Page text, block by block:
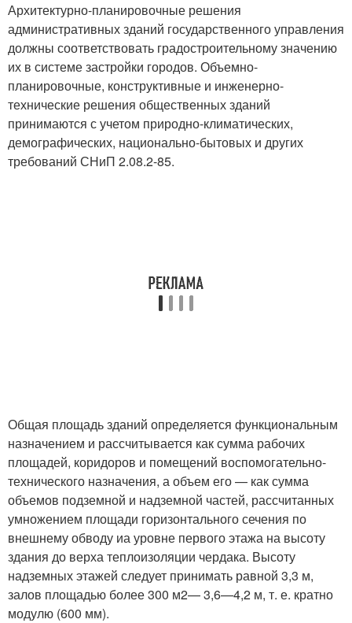
Архитектурно-планировочные решения
административных зданий государственного управления
должны соответствовать градостроительному значению
их в системе застройки городов. Объемно-
планировочные, конструктивные и инженерно-
технические решения общественных зданий
принимаются с учетом природно-климатических,
демографических, национально-бытовых и других
требований СНиП 2.08.2-85.
Общая площадь зданий определяется функциональным
назначением и рассчитывается как сумма рабочих
площадей, коридоров и помещений воспомогательно-
технического назначения, а объем его — как сумма
объемов подземной и надземной частей, рассчитанных
умножением площади горизонтального сечения по
внешнему обводу иа уровне первого этажа на высоту
здания до верха теплоизоляции чердака. Высоту
надземных этажей следует принимать равной 3,3 м,
залов площадью более 300 м2— 3,6—4,2 м, т. е. кратно
модулю (600 мм).